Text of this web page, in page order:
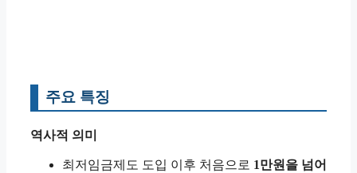
주요 특징
역사적 의미
최저임금제도 도입 이후 처음으로 1만원을 넘어